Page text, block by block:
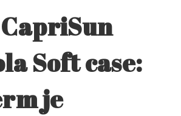
Soft case:
je